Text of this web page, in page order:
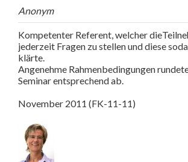
Anonym
Kompetenter Referent, welcher
jederzeit Fragen zu stellen und diese
klärte.
Angenehme Rahmenbedingungen
Seminar entsprechend ab.
November 2011 (FK-11-11)